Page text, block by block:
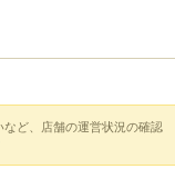
ど、店舗の運営状況の確認